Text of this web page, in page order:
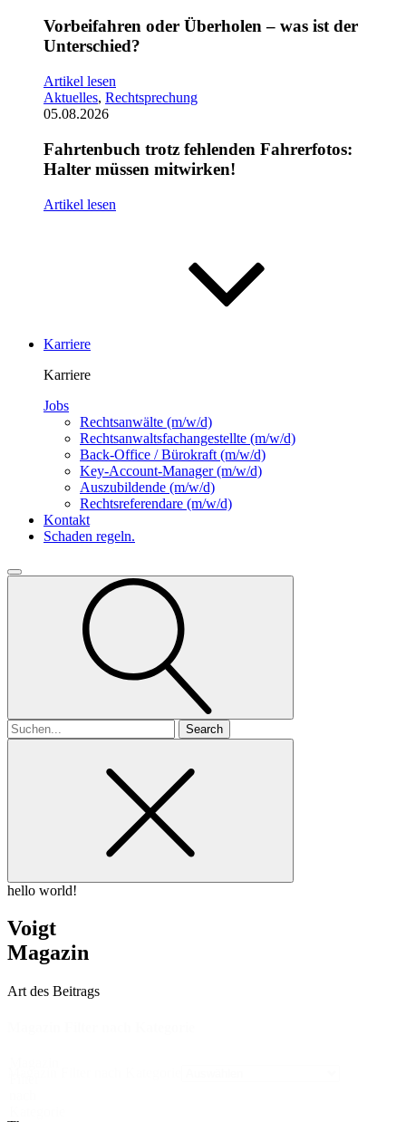
Vorbeifahren oder Überholen – was ist der
Unterschied?
Artikel lesen
Aktuelles, Rechtsprechung
05.08.2026
Fahrtenbuch trotz fehlenden Fahrerfotos:
Halter müssen mitwirken!
Artikel lesen
Karriere
Karriere
Jobs
Rechtsanwälte (m/w/d)
Rechtsanwalts­fachangestellte (m/w/d)
Back-Office / Bürokraft (m/w/d)
Key-Account-Manager(m/w/d)
Auszubildende (m/w/d)
Rechtsreferendare (m/w/d)
Kontakt
Schaden regeln.
Search
for
hello world!
Voigt
Magazin
Art des Beitrags